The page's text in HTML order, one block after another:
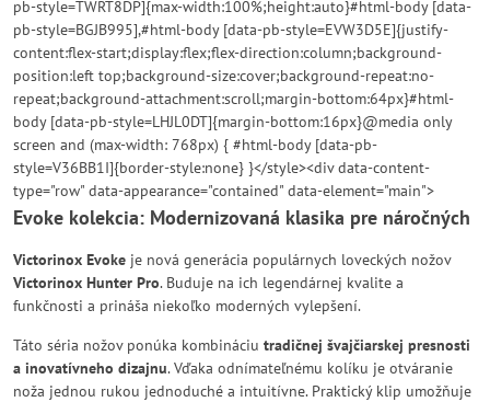
pb-style=TWRT8DP]{max-width:100%;height:auto}#html-body [data-
pb-style=BGJB995],#html-body [data-pb-style=EVW3D5E]{justify-
content:flex-start;display:flex;flex-direction:column;background-
position:left top;background-size:cover;background-repeat:no-
repeat;background-attachment:scroll;margin-bottom:64px}#html-
body [data-pb-style=LHJL0DT]{margin-bottom:16px}@media only
screen and (max-width: 768px) { #html-body [data-pb-
style=V36BB1I]{border-style:none} }</style><div data-content-
type="row" data-appearance="contained" data-element="main">
Evoke kolekcia: Modernizovaná klasika pre náročných
Victorinox Evoke je nová generácia populárnych loveckých nožov
Victorinox Hunter Pro. Buduje na ich legendárnej kvalite a
funkčnosti a prináša niekoľko moderných vylepšení.
Táto séria nožov ponúka kombináciu tradičnej švajčiarskej presnosti
a inovatívneho dizajnu. Vďaka odnímateľnému kolíku je otváranie
noža jednou rukou jednoduché a intuitívne. Praktický klip umožňuje